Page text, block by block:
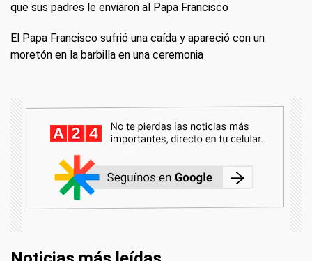
que sus padres le enviaron al Papa Francisco
El Papa Francisco sufrió una caída y apareció con un
moretón en la barbilla en una ceremonia